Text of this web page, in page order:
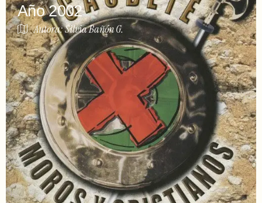
Año 2002
Autora: Silvia Bañón G.